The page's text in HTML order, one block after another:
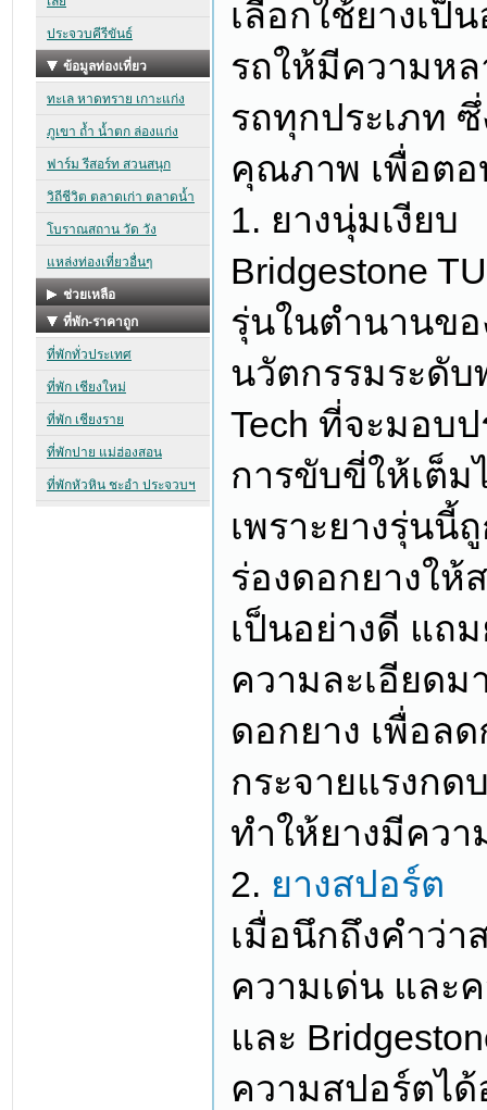
เลือกใช้ยางเ
รถให้มีความห
รถทุกประเภท
คุณภาพ เพื่อตอ
1. ยางนุ่มเงียบ
Bridgestone
รุ่นในตำนานขอ
นวัตกรรมระดับ
Tech ที่จะมอบ
การขับขี่ให้เต็
เพราะยางรุ่นนี้
ร่องดอกยางให้
เป็นอย่างดี แถ
ความละเอียด
ดอกยาง เพื่อล
กระจายแรงกด
ทำให้ยางมีควา
2. ยางสปอร์ต
เมื่อนึกถึงคำว่า
ความเด่น และ
และ
ความสปอร์ตไ